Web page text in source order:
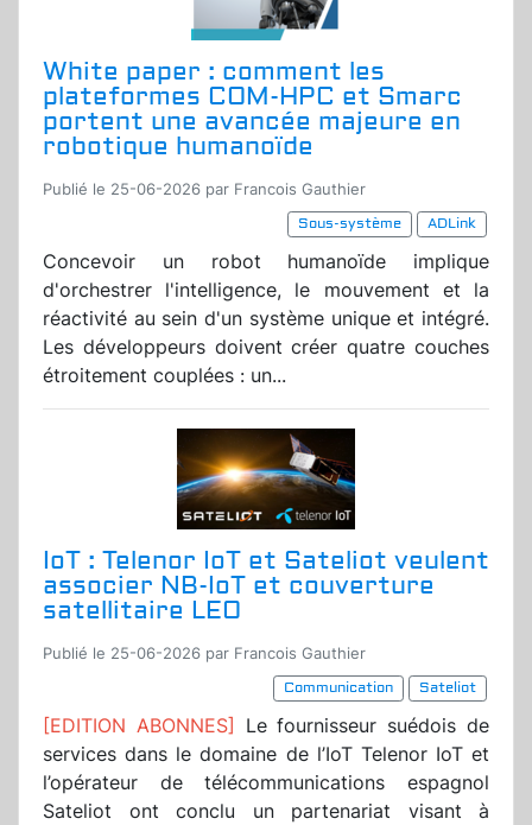
White paper : comment les
plateformes COM-HPC et Smarc
portent une avancée majeure en
robotique humanoïde
Publié le 25-06-2026 par Francois Gauthier
Sous-système
ADLink
Concevoir un robot humanoïde implique
d'orchestrer l'intelligence, le mouvement et la
réactivité au sein d'un système unique et intégré.
Les développeurs doivent créer quatre couches
étroitement couplées : un...
IoT : Telenor IoT et Sateliot veulent
associer NB-IoT et couverture
satellitaire LEO
Publié le 25-06-2026 par Francois Gauthier
Communication
Sateliot
[EDITION ABONNES] Le fournisseur suédois de
services dans le domaine de l’IoT Telenor IoT et
l’opérateur de télécommunications espagnol
Sateliot ont conclu un partenariat visant à